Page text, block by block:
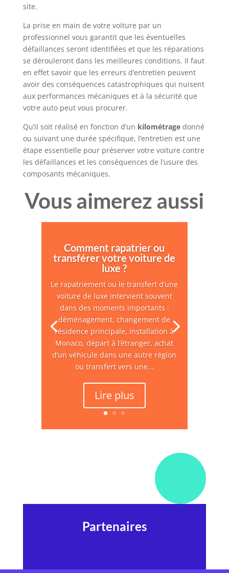
site.
La prise en main de votre voiture par un
professionnel vous garantit que les éventuelles
défaillances seront identifiées et que les réparations
se dérouleront dans les meilleures conditions. Il faut
en effet savoir que les erreurs d’entretien peuvent
avoir des conséquences catastrophiques qui nuisent
aux performances mécaniques et à la sécurité que
votre auto peut vous procurer.
Qu’il soit réalisé en fonction d’un kilométragedonné
ou suivant une durée spécifique, l’entretien est une
étape essentielle pour préserver votre voiture contre
les défaillances et les conséquences de l’usure des
composants mécaniques.
Vous aimerez aussi
Comment rapatrier ou
transférer votre voiture de
luxe ?
Le rapatriement ou le transfert d’une
voiture de luxe intervient souvent
dans des moments importants :
déménagement, changement de
résidence principale, installation à
Monaco, départ à l’étranger, achat
d’un véhicule dans une autre région
ou transfert vers une...
Lire plus
Partenaires